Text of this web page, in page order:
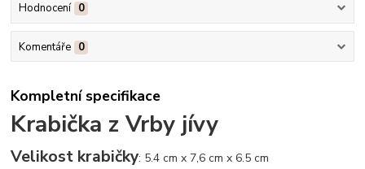
Hodnocení 0
Komentáře 0
Kompletní specifikace
Krabička z Vrby jívy
Velikost krabičky: 5.4 cm x 7,6 cm x 6.5 cm